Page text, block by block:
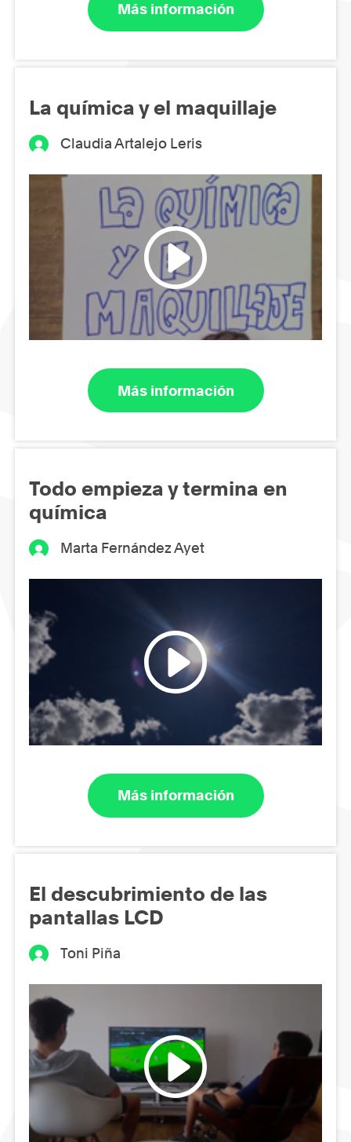
Más información
La química y el maquillaje
Claudia Artalejo Leris
Más información
Todo empieza y termina en
química
Marta Fernández Ayet
Más información
El descubrimiento de las
pantallas LCD
Toni Piña